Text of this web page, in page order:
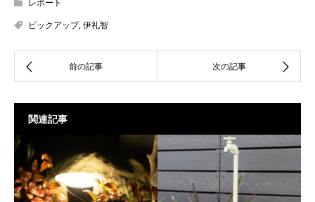
レポート
ピックアップ,伊礼智
関連記事